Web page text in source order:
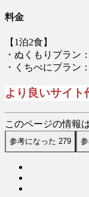
料金
【1泊2食】
・ぬくもりプラン
・くちべにプラン
より良いサイト
このページの情報
参考になった 279